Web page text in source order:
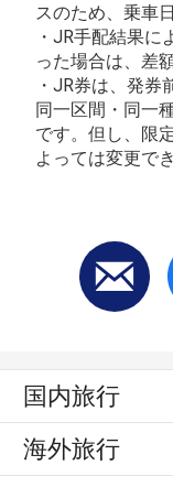
スのため、乗車
・JR手配結果
った場合は、差
・JR券は、発券
同一区間・同一
です。但し、限
よっては変更で
国内旅行
海外旅行